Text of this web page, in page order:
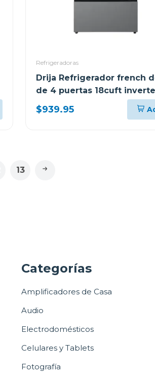
Refrigeradoras
Drija Refrigerador french
de 4 puertas 18cuft
color acero
$939.95
13
Categorías
Amplificadores de Casa
Audio
Electrodomésticos
Celulares y Tablets
Fotografía